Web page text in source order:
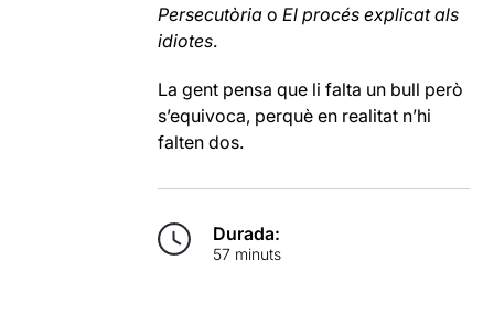
Persecutòria oEl procés explicat als
idiotes.
La gent pensa que li falta un bull però
s’equivoca, perquè en realitat n’hi
falten dos.
Durada:
57 minuts